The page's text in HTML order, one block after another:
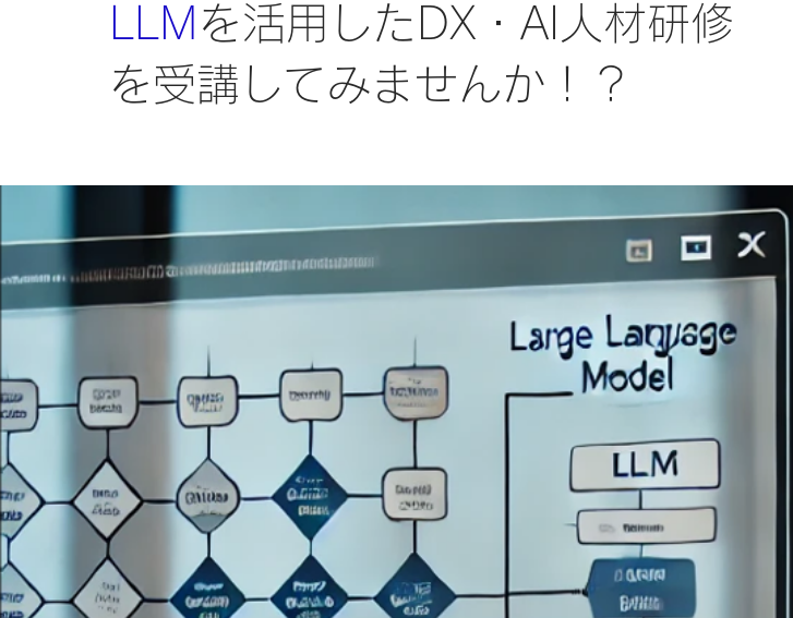
LLM を活用したDX・AI人材研修
を受講してみませんか！？